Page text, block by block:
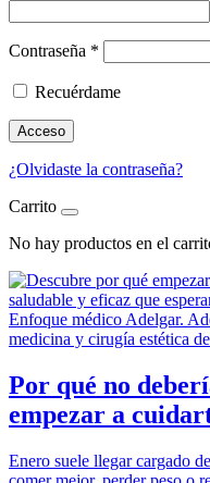
Contraseña *
Recuérdame
Acceso
¿Olvidaste la contraseña?
Carrito
No hay productos en el
Por qué no
empezar a
Enero suele llegar cargado